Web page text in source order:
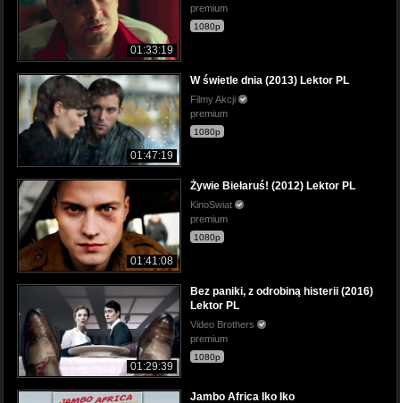
01:33:19
premium
1080p
01:47:19
W świetle dnia (2013) Lektor PL
Filmy Akcji
premium
1080p
01:41:08
Żywie Biełaruś! (2012) Lektor PL
KinoSwiat
premium
1080p
01:29:39
Bez paniki, z odrobiną histerii (2016)
Lektor PL
Video Brothers
premium
1080p
Jambo Africa Iko Iko